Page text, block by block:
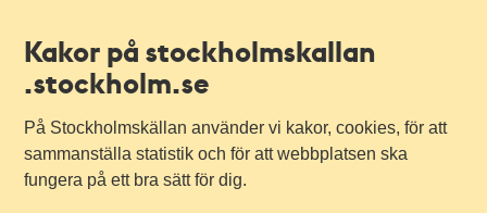
Kakor på stockholmskallan
.stockholm.se
På Stockholmskällan använder vi kakor, cookies, för att
sammanställa statistik och för att webbplatsen ska
fungera på ett bra sätt för dig.